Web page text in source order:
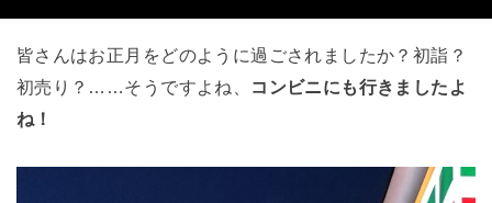
皆さんはお正月をどのように過ごされましたか？初詣？
初売り？……そうですよね、
コンビニにも行きましたよ
ね！